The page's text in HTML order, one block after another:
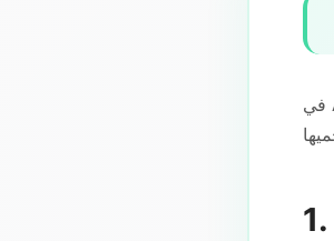
في AIRapGen.com (″نحن″، ″نا″، أو ″الشركة″)، إحدى أولوياتنا الرئيسية هي حماية خصوصيتك. توضح سياسة الخصوصية